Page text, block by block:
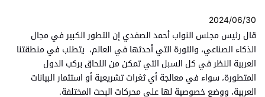
2024/06/30
قال رئيس مجلس النواب أحمد الصفدي إن التطور الكبير في مجال
الذكاء الصناعي، والثورة التي أحدثها في العالم، يتطلب في منطقتنا
العربية النظر في كل السبل التي تمكن من اللحاق بركب الدول
المتطورة، سواء في معالجة أي ثغرات تشريعية أو استثمار البيانات
العربية، ووضع خصوصية لها على محركات البحث المختلفة.